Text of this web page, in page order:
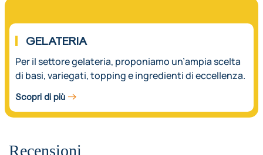
03.
GELATERIA
Per il settore gelateria, proponiamo un’ampia scelta
di basi, variegati, topping e ingredienti di eccellenza.
Scopri di più
Recensioni